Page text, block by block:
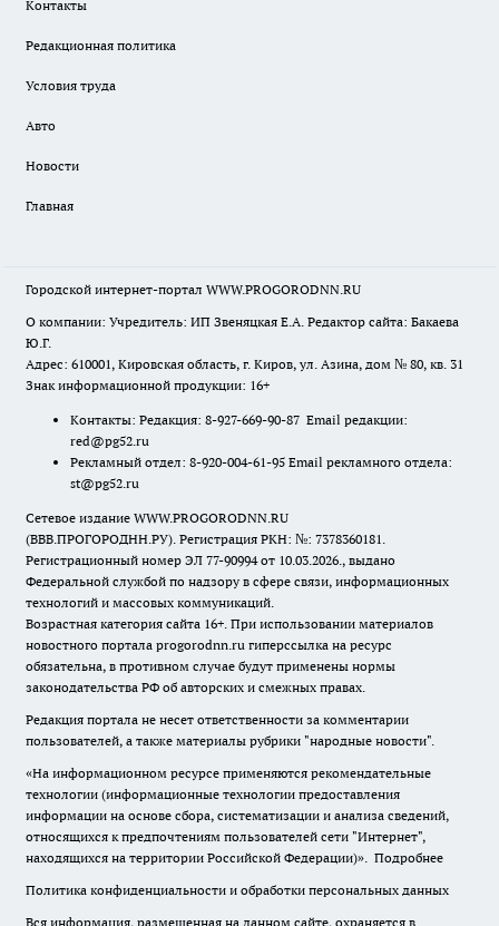
Контакты
Редакционная политика
Условия труда
Авто
Новости
Главная
Городской интернет-портал WWW.PROGORODNN.RU
О компании: Учредитель: ИП Звеняцкая Е.А. Редактор сайта: Бакаева
Ю.Г.
Адрес: 610001, Кировская область, г. Киров, ул. Азина, дом № 80, кв. 31
Знак информационной продукции: 16+
Контакты: Редакция: 8-927-669-90-87 Email редакции:
red@pg52.ru
Рекламный отдел: 8-920-004-61-95 Email рекламного отдела:
st@pg52.ru
Сетевое издание WWW.PROGORODNN.RU
(ВВВ.ПРОГОРОДНН.РУ). Регистрация РКН: №: 7378360181.
Регистрационный номер ЭЛ 77-90994 от 10.03.2026., выдано
Федеральной службой по надзору в сфере связи, информационных
технологий и массовых коммуникаций.
Возрастная категория сайта 16+. При использовании материалов
новостного портала progorodnn.ru гиперссылка на ресурс
обязательна, в противном случае будут применены нормы
законодательства РФ об авторских и смежных правах.
Редакция портала не несет ответственности за комментарии
пользователей, а также материалы рубрики "народные новости".
«На информационном ресурсе применяются рекомендательные
технологии (информационные технологии предоставления
информации на основе сбора, систематизации и анализа сведений,
относящихся к предпочтениям пользователей сети "Интернет",
находящихся на территории Российской Федерации)». Подробнее
Политика конфиденциальности и обработки персональных данных
Вся информация, размещенная на данном сайте, охраняется в